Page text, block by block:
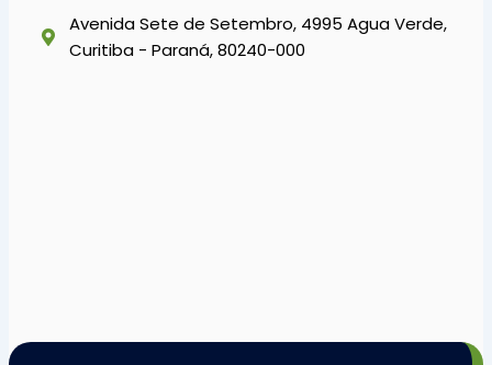
Avenida Sete de Setembro, 4995 Agua Verde,
Curitiba - Paraná, 80240-000